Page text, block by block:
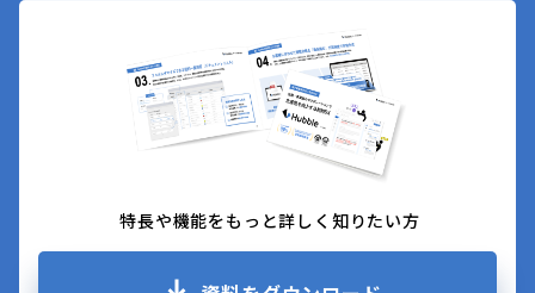
特長や機能をもっと詳しく知りたい方